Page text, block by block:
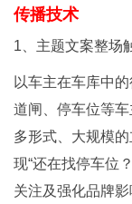
传播技术
1、主题文案整场
以车主在车库中
道闸、停车位等
多形式、大规模
现“还在找停车位
关注及强化品牌影